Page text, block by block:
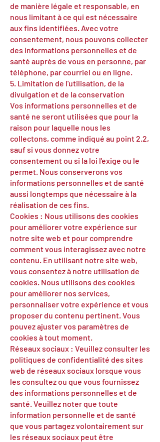
de manière légale et responsable, en
nous limitant à ce qui est nécessaire
aux fins identifiées. Avec votre
consentement, nous pouvons collecter
des informations personnelles et de
santé auprès de vous en personne, par
téléphone, par courriel ou en ligne.
5. Limitation de l'utilisation, de la
divulgation et de la conservation
Vos informations personnelles et de
santé ne seront utilisées que pour la
raison pour laquelle nous les
collectons, comme indiqué au point 2.2,
sauf si vous donnez votre
consentement ou si la loi l'exige ou le
permet. Nous conserverons vos
informations personnelles et de santé
aussi longtemps que nécessaire à la
réalisation de ces fins.
Cookies : Nous utilisons des cookies
pour améliorer votre expérience sur
notre site web et pour comprendre
comment vous interagissez avec notre
contenu. En utilisant notre site web,
vous consentez à notre utilisation de
cookies. Nous utilisons des cookies
pour améliorer nos services,
personnaliser votre expérience et vous
proposer du contenu pertinent. Vous
pouvez ajuster vos paramètres de
cookies à tout moment.
Réseaux sociaux : Veuillez consulter les
politiques de confidentialité des sites
web de réseaux sociaux lorsque vous
les consultez ou que vous fournissez
des informations personnelles et de
santé. Veuillez noter que toute
information personnelle et de santé
que vous partagez volontairement sur
les réseaux sociaux peut être